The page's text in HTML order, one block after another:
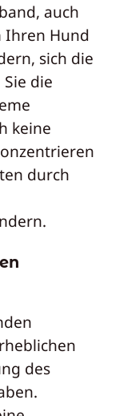
auch
Ihren Hund
sich die
die
keine
durch
des